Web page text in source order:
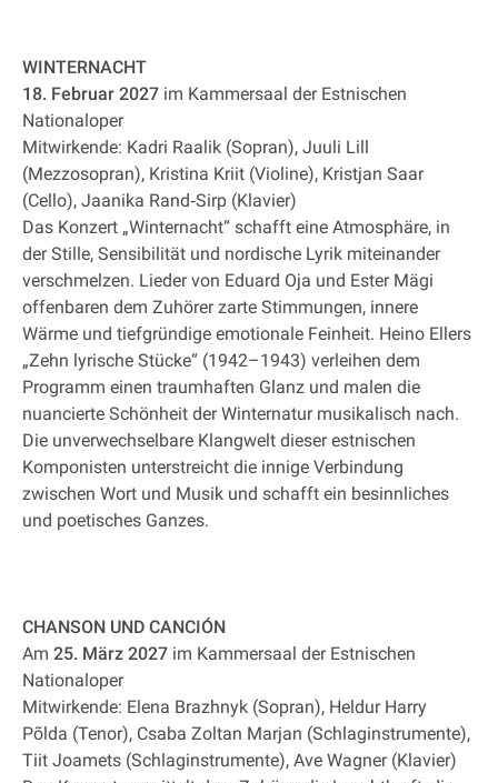
WINTERNACHT
18. Februar 2027 im Kammersaal der Estnischen
Nationaloper
Mitwirkende: Kadri Raalik (Sopran), Juuli Lill
(Mezzosopran), Kristina Kriit (Violine), Kristjan Saar
(Cello), Jaanika Rand‐Sirp (Klavier)
Das Konzert „Winternacht“ schafft eine Atmosphäre, in
der Stille, Sensibilität und nordische Lyrik miteinander
verschmelzen. Lieder von Eduard Oja und Ester Mägi
offenbaren dem Zuhörer zarte Stimmungen, innere
Wärme und tiefgründige emotionale Feinheit. Heino Ellers
„Zehn lyrische Stücke“ (1942–1943) verleihen dem
Programm einen traumhaften Glanz und malen die
nuancierte Schönheit der Winternatur musikalisch nach.
Die unverwechselbare Klangwelt dieser estnischen
Komponisten unterstreicht die innige Verbindung
zwischen Wort und Musik und schafft ein besinnliches
und poetisches Ganzes.
CHANSON UND CANCIÓN
Am 25. März 2027 im Kammersaal der Estnischen
Nationaloper
Mitwirkende: Elena Brazhnyk (Sopran), Heldur Harry
Põlda (Tenor), Csaba Zoltan Marjan (Schlaginstrumente),
Tiit Joamets (Schlaginstrumente), Ave Wagner (Klavier)